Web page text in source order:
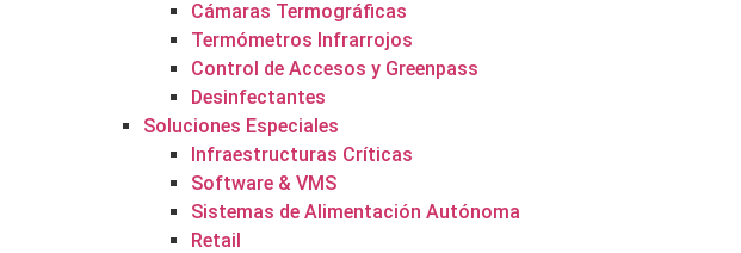
Cámaras Termográficas
Termómetros Infrarrojos
Control de Accesos y Greenpass
Desinfectantes
Soluciones Especiales
Infraestructuras Críticas
Software & VMS
Sistemas de Alimentación Autónoma
Retail